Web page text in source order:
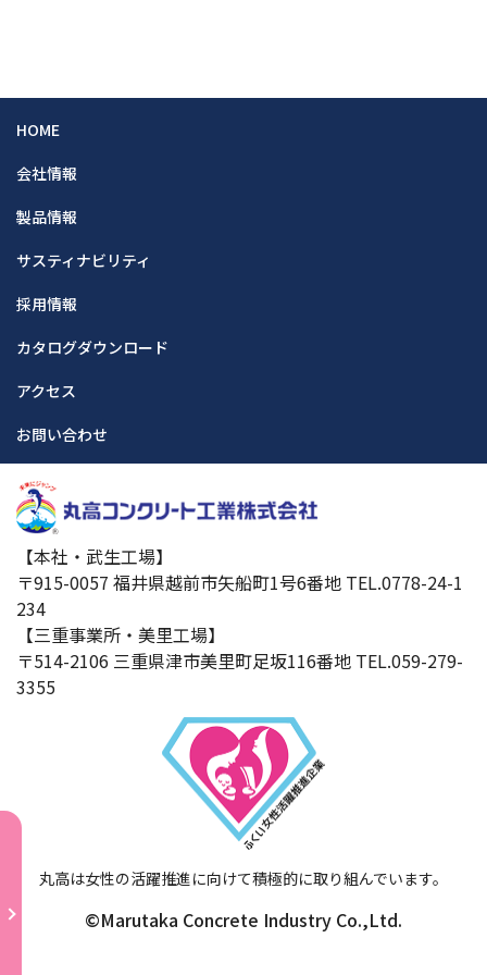
HOME
会社情報
製品情報
サスティナビリティ
採用情報
カタログダウンロード
アクセス
お問い合わせ
【本社・武生工場】
〒915-0057 福井県越前市矢船町1号6番地 TEL.0778-24-1
234
【三重事業所・美里工場】
〒514-2106 三重県津市美里町足坂116番地 TEL.059-279-
3355
丸高は女性の活躍推進に向けて積極的に取り組んでいます。
©Marutaka Concrete Industry Co.,Ltd.